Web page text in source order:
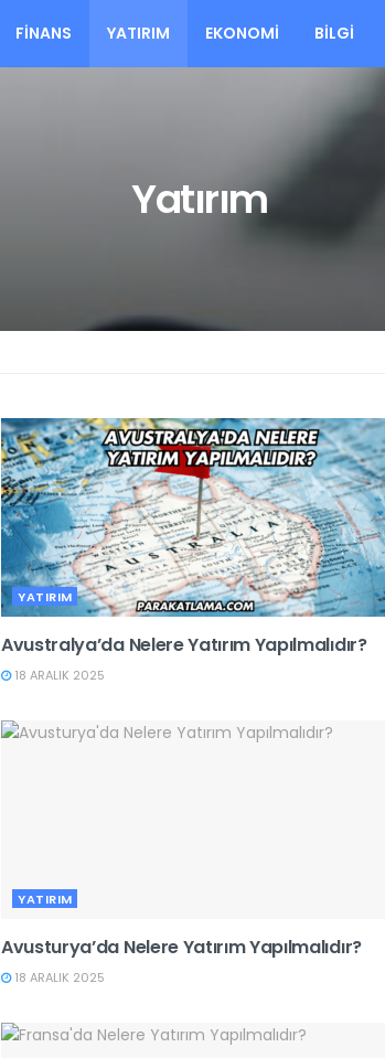
FINANS YATIRIM EKONOMI BILGI
Yatırım
YATIRIM
Avustralya’da Nelere Yatırım Yapılmalıdır?
18 ARALIK 2025
YATIRIM
Avusturya’da Nelere Yatırım Yapılmalıdır?
18 ARALIK 2025